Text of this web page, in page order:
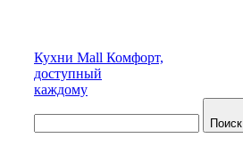
Кухни Mall Комфорт,
доступный
каждому
Поиск